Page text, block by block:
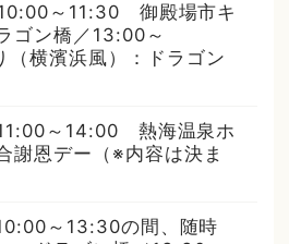
～11:30 御殿場市キ
ゴン橋／13:00～
横濱浜風）：ドラゴン
～14:00 熱海温泉ホ
謝恩デー（※内容は決ま
～13:30の間、随時